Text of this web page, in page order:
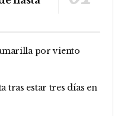
por viento
tras estar tres días en